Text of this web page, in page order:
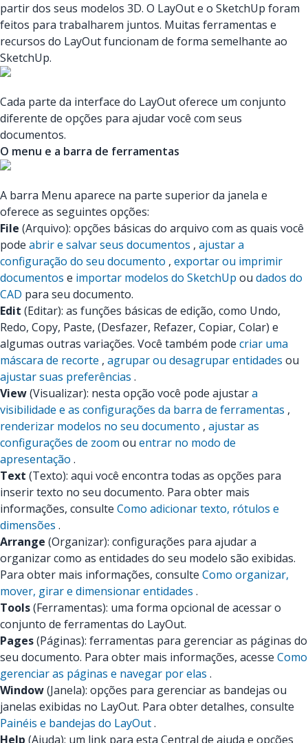
partir dos seus modelos 3D. O LayOut e o SketchUp foram
feitos para trabalharem juntos. Muitas ferramentas e
recursos do LayOut funcionam de forma semelhante ao
SketchUp.
Cada parte da interface do LayOut oferece um conjunto
diferente de opções para ajudar você com seus
documentos.
O menu e a barra de ferramentas
A barra Menu aparece na parte superior da janela e
oferece as seguintes opções:
File (Arquivo): opções básicas do arquivo com as quais você
pode abrir e salvar seus documentos , ajustar a
configuração do seu documento , exportar ou imprimir
documentos e importar modelos do SketchUp ou dados do
CAD para seu documento.
Edit (Editar): as funções básicas de edição, como Undo,
Redo, Copy, Paste, (Desfazer, Refazer, Copiar, Colar) e
algumas outras variações. Você também pode criar uma
máscara de recorte , agrupar ou desagrupar entidades ou
ajustar suas preferências .
View(Visualizar): nesta opção você pode ajustara
visibilidade e as configurações da barra de ferramentas ,
renderizar modelos no seu documento , ajustar as
configurações de zoom ou entrar no modo de
apresentação .
Text (Texto): aqui você encontra todas as opções para
inserir texto no seu documento. Para obter mais
informações, consulte Como adicionar texto, rótulos e
dimensões .
Arrange (Organizar): configurações para ajudar a
organizar como as entidades do seu modelo são exibidas.
Para obter mais informações, consulte Como organizar,
mover, girar e dimensionar entidades .
Tools(Ferramentas): uma forma opcional de acessar o
conjunto de ferramentas do LayOut.
Pages(Páginas): ferramentas para gerenciar as páginas do
seu documento. Para obter mais informações, acesse Como
gerenciar as páginas e navegar por elas .
Window(Janela): opções para gerenciar as bandejas ou
janelas exibidas no LayOut. Para obter detalhes, consulte
Painéis e bandejas do LayOut.
Help (Ajuda): um link para esta Central de ajuda e opções